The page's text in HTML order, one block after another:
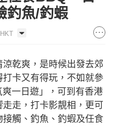
釣魚/釣蝦
乾爽，是時候出發去郊
卡又有得玩，不如就參
一日遊」，可到有香港
走，打卡影靚相，更可
觸、釣魚、釣蝦及任食